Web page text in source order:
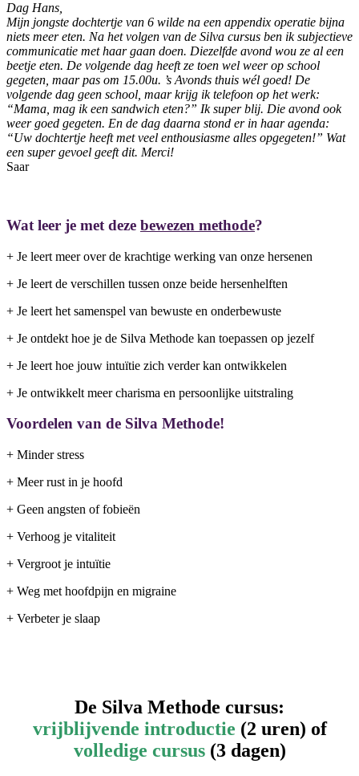
Dag Hans,
Mijn jongste dochtertje van 6 wilde na een appendix operatie bijna
niets meer eten. Na het volgen van de Silva cursus ben ik subjectieve
communicatie met haar gaan doen. Diezelfde avond wou ze al een
beetje eten. De volgende dag heeft ze toen wel weer op school
gegeten, maar pas om 15.00u. ’s Avonds thuis wél goed! De
volgende dag geen school, maar krijg ik telefoon op het werk:
“Mama, mag ik een sandwich eten?” Ik super blij. Die avond ook
weer goed gegeten. En de dag daarna stond er in haar agenda:
“Uw dochtertje heeft met veel enthousiasme alles opgegeten!” Wat
een super gevoel geeft dit. Merci!
Saar
Wat leer je met deze bewezen methode?
+ Je leert meer over de krachtige werking van onze hersenen
+ Je leert de verschillen tussen onze beide hersenhelften
+ Je leert het samenspel van bewuste en onderbewuste
+ Je ontdekt hoe je de Silva Methode kan toepassen op jezelf
+ Je leert hoe jouw intuïtie zich verder kan ontwikkelen
+ Je ontwikkelt meer charisma en persoonlijke uitstraling
Voordelen van de Silva Methode!
+ Minder stress
+ Meer rust in je hoofd
+ Geen angsten of fobieën
+ Verhoog je vitaliteit
+ Vergroot je intuïtie
+ Weg met hoofdpijn en migraine
+ Verbeter je slaap
De Silva Methode cursus:
vrijblijvende introductie (2 uren) of
volledige cursus(3 dagen)